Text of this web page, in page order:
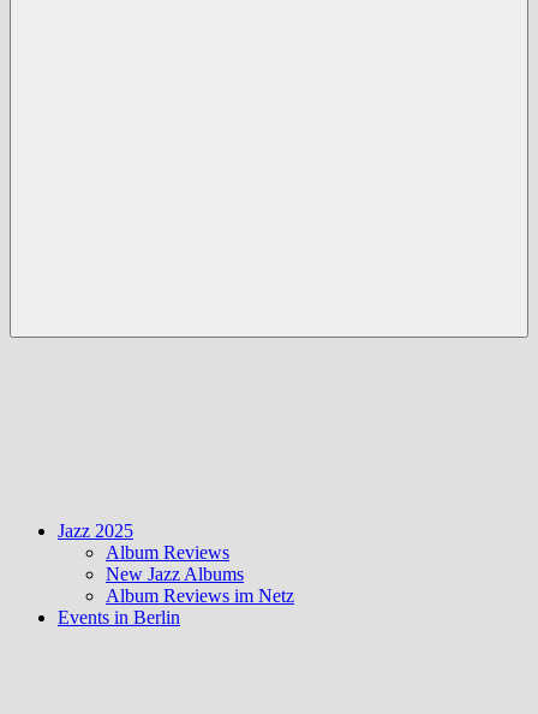
Jazz 2025
Album Reviews
New Jazz Albums
Album Reviews im Netz
Events in Berlin